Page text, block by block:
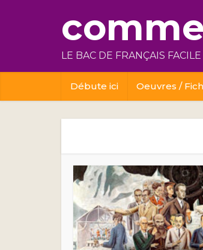
LE BAC DE FRANÇAIS
Débute ici Oeuvres /